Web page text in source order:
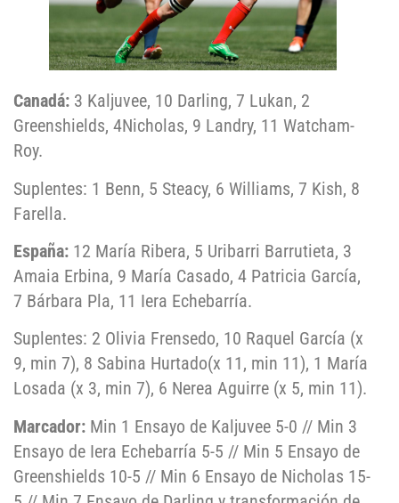
Canadá: 3 Kaljuvee, 10 Darling, 7 Lukan, 2
Greenshields, 4Nicholas, 9 Landry, 11 Watcham-
Roy.
Suplentes: 1 Benn, 5 Steacy, 6 Williams, 7 Kish, 8
Farella.
España: 12 María Ribera, 5 Uribarri Barrutieta, 3
Amaia Erbina, 9 María Casado, 4 Patricia García,
7 Bárbara Pla, 11 Iera Echebarría.
Suplentes: 2 Olivia Frensedo, 10 Raquel García (x
9, min 7), 8 Sabina Hurtado(x 11, min 11), 1 María
Losada (x 3, min 7), 6 Nerea Aguirre (x 5, min 11).
Marcador: Min 1 Ensayo de Kaljuvee 5-0 // Min 3
Ensayo de Iera Echebarría 5-5 // Min 5 Ensayo de
Greenshields 10-5 // Min 6 Ensayo de Nicholas 15-